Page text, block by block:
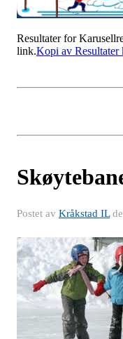
Resultater for
link.Kopi av Resultater
Postet av Kråkstad IL